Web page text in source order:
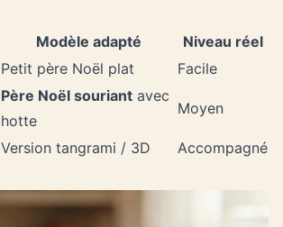
Modèle adapté
Niveau réel
Petit père Noël plat
Facile
Père Noël souriant avec
hotte
Moyen
Version tangrami / 3D Accompagné